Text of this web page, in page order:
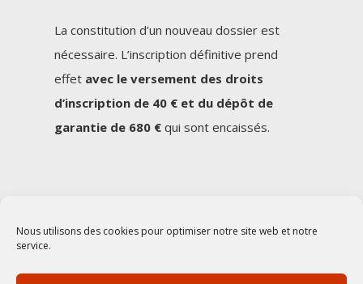
Nous utilisons des cookies pour optimiser notre site web et notre
service.
La constitution d’un nouveau dossier est
nécessaire. L’inscription définitive prend
effet avec le versement des droits
d’inscription de 40 € et du dépôt de
garantie de 680 € qui sont encaissés.
© 2018 Foyer Merici